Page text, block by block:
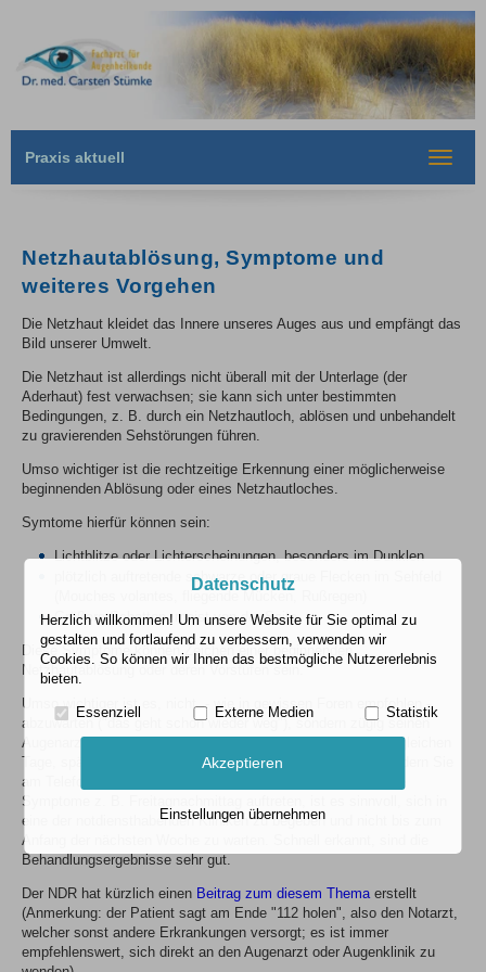
Praxis aktuell
Toggle
Netzhautablösung, Symptome und
weiteres Vorgehen
Die Netzhaut kleidet das Innere unseres Auges aus und empfängt das
Bild unserer Umwelt.
Die Netzhaut ist allerdings nicht überall mit der Unterlage (der
Aderhaut) fest verwachsen; sie kann sich unter bestimmten
Bedingungen, z. B. durch ein Netzhautloch, ablösen und unbehandelt
zu gravierenden Sehstörungen führen.
Umso wichtiger ist die rechtzeitige Erkennung einer möglicherweise
beginnenden Ablösung oder eines Netzhautloches.
Symtome hierfür können sein:
Lichtblitze oder Lichterscheinungen, besonders im Dunklen
plötzlich auftretende schwarze oder graue Flecken im Sehfeld
Größere Schatten, meist von der Seite
Diese Symptome können Zeichen einer beginnenden
Netzhautablösung oder deren Vorstufen sein.
Umso wichtiger ist es, nicht - wie in gewissen Foren empfohlen -
abzuwarten ("das geht schon wieder weg"), sondern zügig seinen
Augenarzt zu per Telefon kontaktieren. Zügig heißt hier: am gleichen
Tage, spätestens zum nächsten Sprechstundenbeginn; schildern Sie
am Telefon möglichst genau Ihre Beschwerden. Sollten diese
Symptome z. B. Freitagnachmittag auftreten, ist es sinnvoll, sich in
eine der notdiensthabenden Kliniken zu begeben und nicht bis zum
Anfang der nächsten Woche zu warten. Schnell erkannt, sind die
Behandlungsergebnisse sehr gut.
Der NDR hat kürzlich einen Beitrag zum diesem Themaerstellt
(Anmerkung: der Patient sagt am Ende "112 holen", also den Notarzt,
welcher sonst andere Erkrankungen versorgt; es ist immer
empfehlenswert, sich direkt an den Augenarzt oder Augenklinik zu
Datenschutz
Herzlich willkommen! Um unsere Website für Sie optimal zu
gestalten und fortlaufend zu verbessern, verwenden wir
Cookies. So können wir Ihnen das bestmögliche Nutzererlebnis
bieten.
Essenziell Externe Medien Statistik
Akzeptieren
Einstellungen übernehmen